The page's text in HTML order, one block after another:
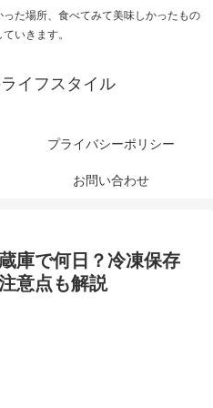
た場所、食べてみて美味しかったもの
いきます。
イフスタイル
プライバシーポリシー
お問い合わせ
庫で何日？冷凍保存
意点も解説